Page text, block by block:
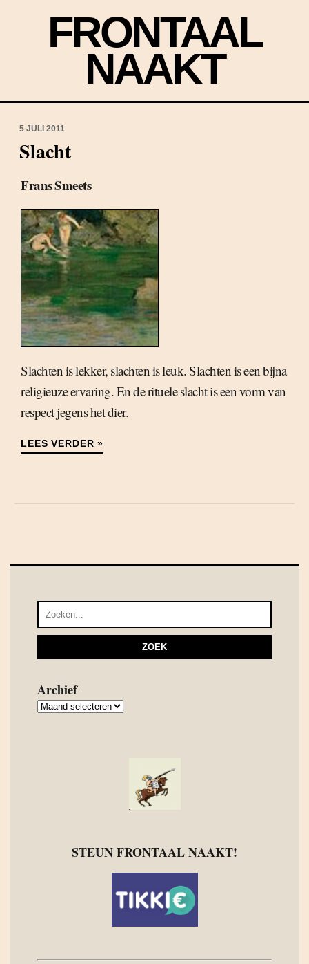
FRONTAAL
NAAKT
5 JULI 2011
Slacht
Frans Smeets
Slachten is lekker, slachten is leuk. Slachten is een bijna
religieuze ervaring. En de rituele slacht is een vorm van
respect jegens het dier.
LEES VERDER »
Archief
Archief
STEUN FRONTAAL NAAKT!